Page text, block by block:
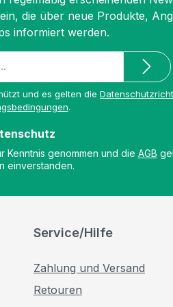
die über neue Produkte,
informiert werden.
und es gelten die
.
Kenntnis genommen und die AGB
einverstanden.
Service/Hilfe
Zahlung und Versand
Retouren